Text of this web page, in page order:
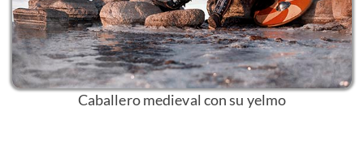
Caballero medieval con su yelmo